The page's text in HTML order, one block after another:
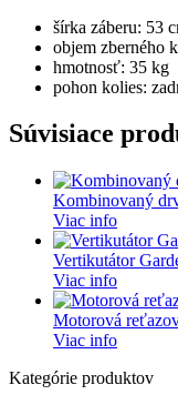
šírka záberu: 53
objem zberného
hmotnosť: 35 kg
pohon kolies:
Súvisiace
Kombinovaný
Viac info
Vertikutátor
Viac info
Motorová
Viac info
Kategórie produktov